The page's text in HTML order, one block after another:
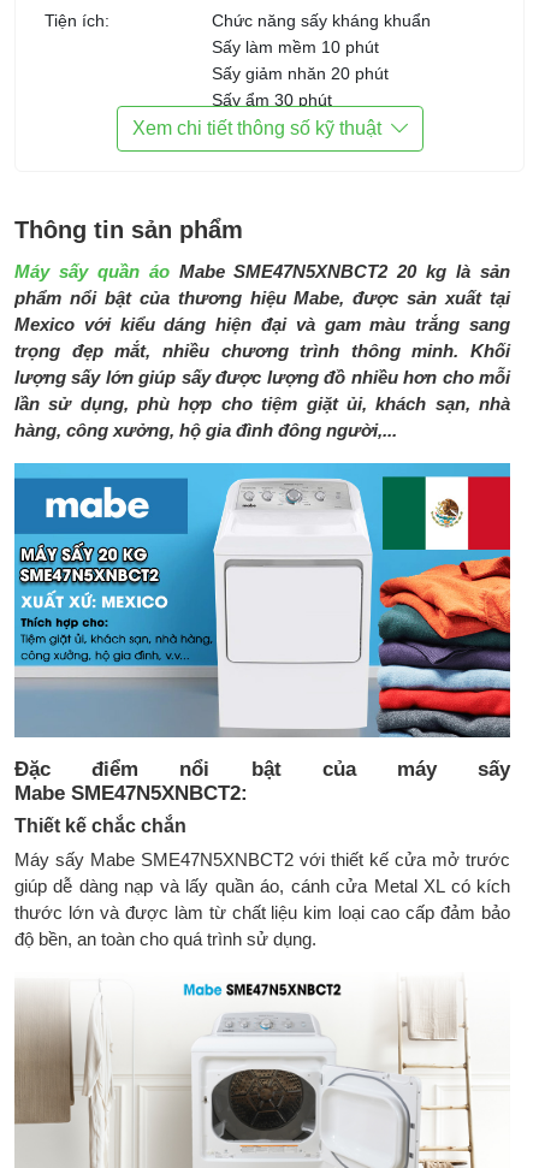
Thông tin sản phẩm
Máy sấy quần áoMabe SME47N5XNBCT2 20 kg là sản
phẩm nổi bật của thương hiệu Mabe, được sản xuất tại
Mexico với kiểu dáng hiện đại và gam màu trắng sang
trọng đẹp mắt, nhiều chương trình thông minh. Khối
lượng sấy lớn giúp sấy được lượng đồ nhiều hơn cho mỗi
lần sử dụng, phù hợp cho tiệm giặt ủi, khách sạn, nhà
hàng, công xưởng, hộ gia đình đông người,...
Đặc điểm nổi bật của máy sấy
Mabe SME47N5XNBCT2:
Thiết kế chắc chắn
Máy sấy Mabe SME47N5XNBCT2 với thiết kế cửa mở trước
giúp dễ dàng nạp và lấy quần áo, cánh cửa Metal XL có kích
thước lớn và được làm từ chất liệu kim loại cao cấp đảm bảo
độ bền, an toàn cho quá trình sử dụng.
Tiện ích:
Chức năng sấy kháng khuẩn
Sấy làm mềm 10 phút
Sấy giảm nhăn 20 phút
Sấy ẩm 30 phút
Phụ kiện đi cùng:
Sâu 750 mm
Trọng lượng: 50.6kg
Thương hiệu: Mabe - Mexico
Sản xuất tại: Mexico
Bảo hành:
24 tháng cho gia đình, 6 tháng cho
kinh doanh
Xem chi tiết thông số kỹ thuật